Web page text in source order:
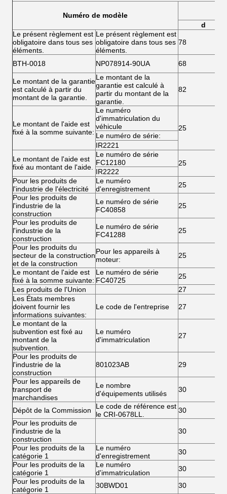
Numéro de modèle
d
Le présent règlement est
obligatoire dans tous ses
éléments.
Le présent règlement est
obligatoire dans tous ses
éléments.
78
BTH-0018 NP078914-90UA 68
Le montant de la garantie
est calculé à partir du
montant de la garantie.
Le montant de la
garantie est calculé à
partir du montant de la
garantie.
82
Le montant de l'aide est
fixé à la somme suivante:
Le numéro
d'immatriculation du
véhicule
25
Le numéro de série:
IR2221
Le montant de l'aide est
fixé au montant de l'aide.
Le numéro de série
FC12180
25
IR2222
Pour les produits de
l'industrie de l'électricité
Le numéro
d'enregistrement
25
Pour les produits de
l'industrie de la
construction
Le numéro de série
FC40858
25
Pour les produits de
l'industrie de la
construction
Le numéro de série
FC41288
25
Pour les produits du
secteur de la construction
et de la construction
Pour les appareils à
moteur:
25
Le montant de l'aide est
fixé à la somme suivante:
Le numéro de série
FC40725
25
Les produits de l'Union
27
Les États membres
doivent fournir les
informations suivantes:
Le code de l'entreprise 27
Le montant de la
subvention est fixé au
montant de la
subvention.
Le numéro
d'immatriculation
27
Pour les produits de
l'industrie de la
construction
801023AB 29
Pour les appareils de
transport de
marchandises
Le nombre
d'équipements utilisés
30
Dépôt de la Commission
Le code de référence est
le CRI-0678LL.
30
Pour les produits de
l'industrie de la
construction
30
Pour les produits de la
catégorie 1
Le numéro
d'enregistrement
30
Pour les produits de la
catégorie 1
Le numéro
d'immatriculation
30
Pour les produits de la
catégorie 1
30BWD01
30